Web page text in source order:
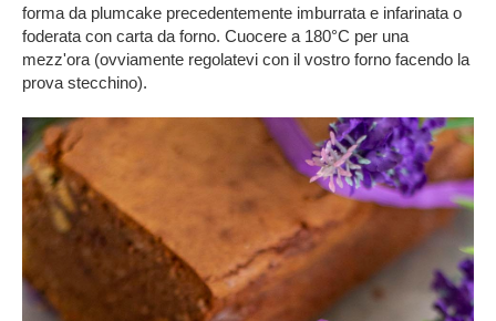
forma da plumcake precedentemente imburrata e infarinata o
foderata con carta da forno. Cuocere a 180°C per una
mezz'ora (ovviamente regolatevi con il vostro forno facendo la
prova stecchino).